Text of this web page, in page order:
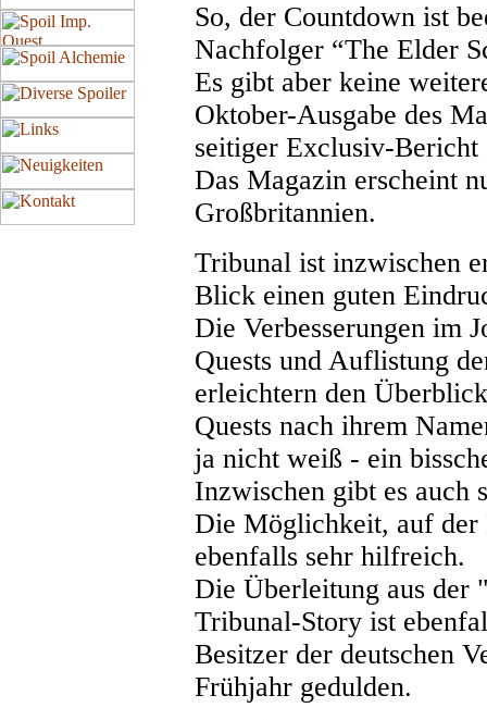
So, der Countdown ist
Nachfolger “The Elder
Es gibt aber keine
Oktober-Ausgabe des
seitiger Exclusiv-Bericht
Das Magazin erscheint
Großbritannien.
Tribunal ist inzwischen
Blick einen guten
Die Verbesserungen im
Quests und Auflistung
erleichtern den
Quests nach ihrem
ja nicht weiß - ein
Inzwischen gibt es auch
Die Möglichkeit, auf der
ebenfalls sehr hilfreich.
Die Überleitung aus der
Tribunal-Story ist
Besitzer der deutschen
Frühjahr gedulden.